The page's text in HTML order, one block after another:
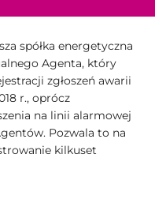
spółka energetyczna
Agenta, który
zgłoszeń awarii
r., oprócz
na linii alarmowej
Pozwala to na
kilkuset